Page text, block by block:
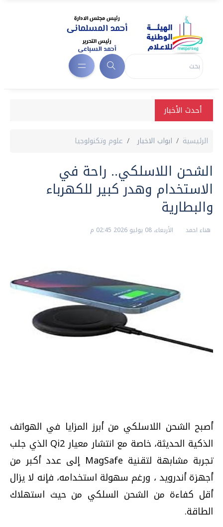
أحدث الأخبار
الرئيسية ابواب الاخبار علوم وتكنولوجيا
الشحن اللاسلكي.. راحة في
الاستخدام وهدر كبير للكهرباء
والبطارية
هناء احمد الأربعاء، 08 يوليو 2026 02:45 م
أصبح الشحن اللاسلكي من أبرز المزايا في الهواتف
الذكية الحديثة، خاصة مع انتشار معيار Qi2 الذي جلب
تجربة مشابهة لتقنية MagSafe إلى عدد أكبر من
أجهزة أندرويد ، ورغم سهولة استخدامه، فإنه لا يزال
أقل كفاءة من الشحن السلكي من حيث استهلاك
الطاقة.